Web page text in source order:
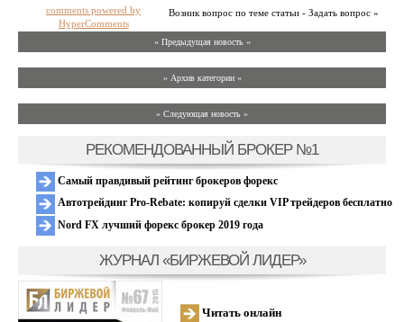
Возник вопрос по теме статьи - Задать вопрос »
comments powered by
HyperComments
« Предыдущая новость «
» Архив категории «
» Следующая новость »
РЕКОМЕНДОВАННЫЙ БРОКЕР №1
Самый правдивый рейтинг брокеров форекс
Автотрейдинг Pro-Rebate: копируй сделки VIP трейдеров бесплатно
Nord FX лучший форекс брокер 2019 года
ЖУРНАЛ «БИРЖЕВОЙ ЛИДЕР»
Читать онлайн